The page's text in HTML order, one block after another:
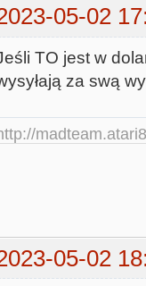
05-02
TO jest w
za swą
05-02